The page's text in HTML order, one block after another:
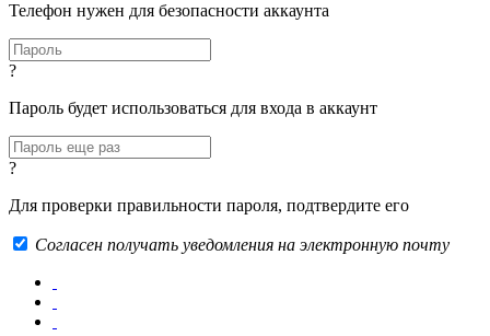
Телефон нужен для безопасности аккаунта
?
Пароль будет использоваться для входа в аккаунт
?
Для проверки правильности пароля, подтвердите его
Согласен получать уведомления на электронную почту